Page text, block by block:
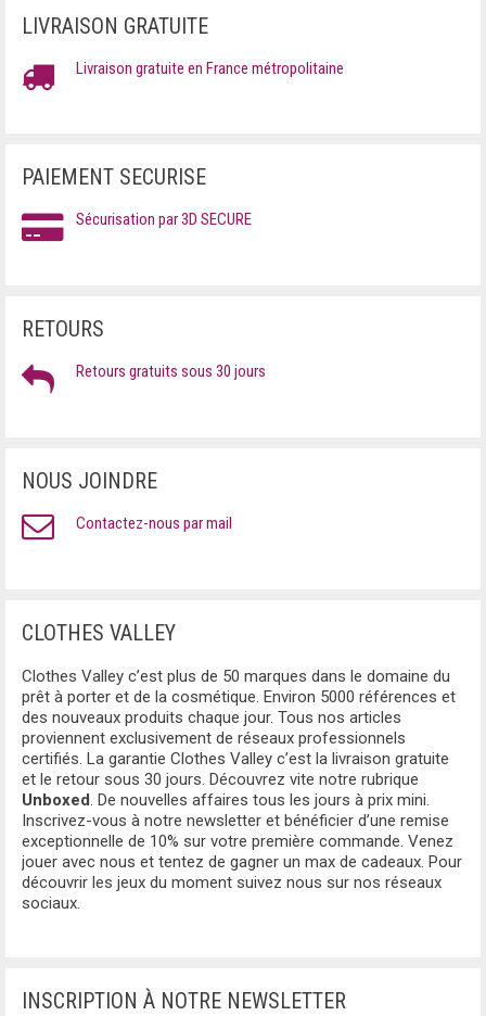
LIVRAISON GRATUITE
Livraison gratuite en France métropolitaine
PAIEMENT SECURISE
Sécurisation par 3D SECURE
RETOURS
Retours gratuits sous 30 jours
NOUS JOINDRE
Contactez-nous par mail
CLOTHES VALLEY
Clothes Valley c’est plus de 50 marques dans le domaine du
prêt à porter et de la cosmétique. Environ 5000 références et
des nouveaux produits chaque jour. Tous nos articles
proviennent exclusivement de réseaux professionnels
certifiés. La garantie Clothes Valley c’est la livraison gratuite
et le retour sous 30 jours. Découvrez vite notre rubrique
Unboxed. De nouvelles affaires tous les jours à prix mini.
Inscrivez-vous à notre newsletter et bénéficier d’une remise
exceptionnelle de 10% sur votre première commande. Venez
jouer avec nous et tentez de gagner un max de cadeaux. Pour
découvrir les jeux du moment suivez nous sur nos réseaux
sociaux.
INSCRIPTION À NOTRE NEWSLETTER